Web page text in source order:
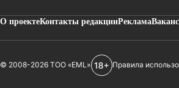
О проектеКонтакты редакцииРеклама
© 2008-2026 ТОО «EML» Правила